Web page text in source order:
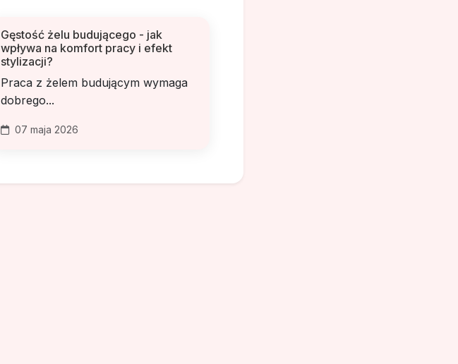
Gęstość żelu budującego - jak
wpływa na komfort pracy i efekt
stylizacji?
Praca z żelem budującym wymaga
dobrego...
07 maja 2026